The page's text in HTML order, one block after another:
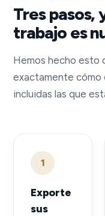
Tres pasos,
trabajo es
Hemos hecho esto
exactamente cómo
incluidas las que
1
Exporte
sus